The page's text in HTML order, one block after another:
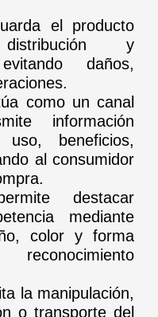
el producto
y
daños,
como un canal
información
beneficios,
al consumidor
destacar
mediante
color y forma
la manipulación,
o transporte del